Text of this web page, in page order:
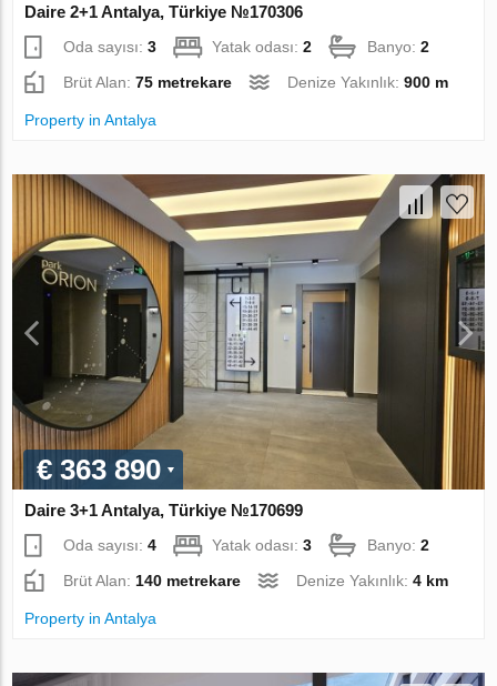
Daire 2+1 Antalya, Türkiye №170306
Oda sayısı:3 Yatak odası:2 Banyo:2
Brüt Alan:75 metrekare Denize Yakınlık:900 m
Property in Antalya
€ 363 890
Daire 3+1 Antalya, Türkiye №170699
Oda sayısı:4 Yatak odası:3 Banyo:2
Brüt Alan: 140 metrekare Denize Yakınlık:4 km
Property in Antalya